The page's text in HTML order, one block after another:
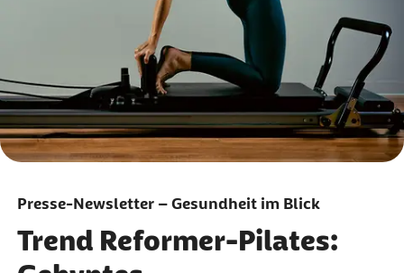
Presse-Newsletter – Gesundheit im Blick
Trend Reformer-Pilates: